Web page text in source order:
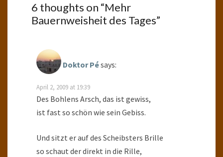
6 thoughts on “Mehr
Bauernweisheit des Tages”
Doktor Pésays:
April 2, 2009 at 19:39
Des Bohlens Arsch, das ist gewiss,
ist fast so schön wie sein Gebiss.
Und sitzt er auf des Scheibsters Brille
so schaut der direkt in die Rille,